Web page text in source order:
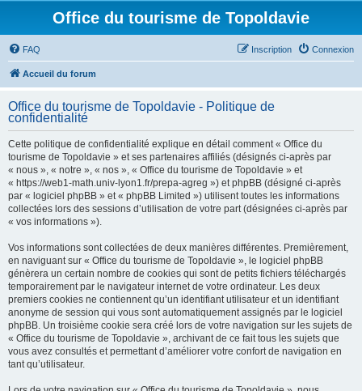
Office du tourisme de Topoldavie
FAQ Connexion
Inscription
Accueil du forum
Office du tourisme de Topoldavie - Politique de
confidentialité
Cette politique de confidentialité explique en détail comment « Office du
tourisme de Topoldavie » et ses partenaires affiliés (désignés ci-après par
« nous », « notre », « nos », « Office du tourisme de Topoldavie » et
« https://web1-math.univ-lyon1.fr/prepa-agreg ») et phpBB (désigné ci-après
par « logiciel phpBB » et « phpBB Limited ») utilisent toutes les informations
collectées lors des sessions d’utilisation de votre part (désignées ci-après par
« vos informations »).
Vos informations sont collectées de deux manières différentes. Premièrement,
en naviguant sur « Office du tourisme de Topoldavie », le logiciel phpBB
génèrera un certain nombre de cookies qui sont de petits fichiers téléchargés
temporairement par le navigateur internet de votre ordinateur. Les deux
premiers cookies ne contiennent qu’un identifiant utilisateur et un identifiant
anonyme de session qui vous sont automatiquement assignés par le logiciel
phpBB. Un troisième cookie sera créé lors de votre navigation sur les sujets de
« Office du tourisme de Topoldavie », archivant de ce fait tous les sujets que
vous avez consultés et permettant d’améliorer votre confort de navigation en
tant qu’utilisateur.